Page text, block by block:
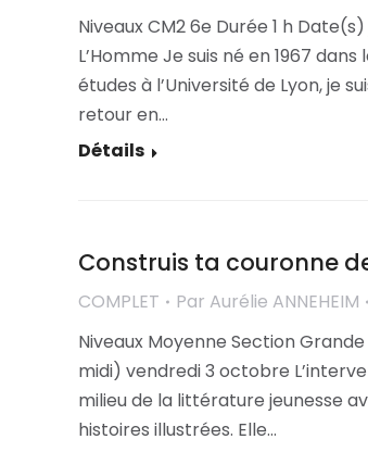
Niveaux CM2 6e Durée 1 h
L’Homme Je suis né en 1967
études à l’Université de Lyon, je
retour en…
Détails
Construis ta couronne
COMPLET Par Aurélie ANNEHEIM
Niveaux Moyenne Section
midi) vendredi 3 octobre
milieu de la littérature jeunesse
histoires illustrées. Elle…